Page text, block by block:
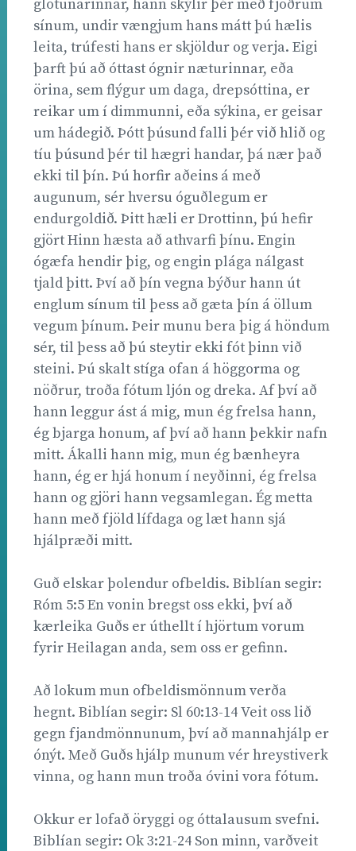
glötunarinnar, hann skýlir þér með fjöðrum
sínum, undir vængjum hans mátt þú hælis
leita, trúfesti hans er skjöldur og verja. Eigi
þarft þú að óttast ógnir næturinnar, eða
örina, sem flýgur um daga, drepsóttina, er
reikar um í dimmunni, eða sýkina, er geisar
um hádegið. Þótt þúsund falli þér við hlið og
tíu þúsund þér til hægri handar, þá nær það
ekki til þín. Þú horfir aðeins á með
augunum, sér hversu óguðlegum er
endurgoldið. Þitt hæli er Drottinn, þú hefir
gjört Hinn hæsta að athvarfi þínu. Engin
ógæfa hendir þig, og engin plága nálgast
tjald þitt. Því að þín vegna býður hann út
englum sínum til þess að gæta þín á öllum
vegum þínum. Þeir munu bera þig á höndum
sér, til þess að þú steytir ekki fót þinn við
steini. Þú skalt stíga ofan á höggorma og
nöðrur, troða fótum ljón og dreka. Af því að
hann leggur ást á mig, mun ég frelsa hann,
ég bjarga honum, af því að hann þekkir nafn
mitt. Ákalli hann mig, mun ég bænheyra
hann, ég er hjá honum í neyðinni, ég frelsa
hann og gjöri hann vegsamlegan. Ég metta
hann með fjöld lífdaga og læt hann sjá
hjálpræði mitt.
Guð elskar þolendur ofbeldis. Biblían segir:
Róm 5:5 En vonin bregst oss ekki, því að
kærleika Guðs er úthellt í hjörtum vorum
fyrir Heilagan anda, sem oss er gefinn.
Að lokum mun ofbeldismönnum verða
hegnt. Biblían segir: Sl 60:13-14 Veit oss lið
gegn fjandmönnunum, því að mannahjálp er
ónýt. Með Guðs hjálp munum vér hreystiverk
vinna, og hann mun troða óvini vora fótum.
Okkur er lofað öryggi og óttalausum svefni.
Biblían segir: Ok 3:21-24 Son minn, varðveit